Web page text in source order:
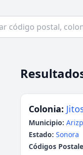
Colonia:
Municipio:
Estado: Sonora
Códigos